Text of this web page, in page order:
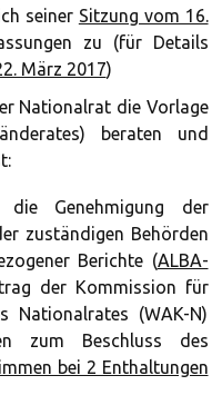
seiner Sitzung vom 16.
zu (für Details
März 2017)
Nationalrat die Vorlage
beraten und
die Genehmigung der
zuständigen Behörden
Berichte (ALBA-
der Kommission für
Nationalrates (WAK-N)
zum Beschluss des
bei 2 Enthaltungen